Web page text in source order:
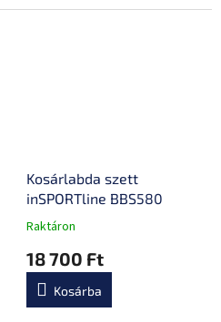
Kosárlabda szett
inSPORTline BBS580
A
átlagos
értékelése
Raktáron
18 700 Ft
Kosárba